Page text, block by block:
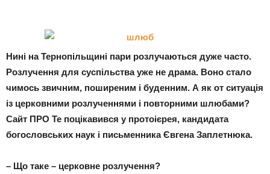
Нині на Тернопільщині пари розлучаються дуже часто.
Розлучення для суспільства уже не драма. Воно стало
чимось звичним, поширеним і буденним. А як от ситуація
із церковними розлученнями і повторними шлюбами?
Сайт ПРО Те поцікавився у протоієрея, кандидата
богословських наук і письменника Євгена Заплетнюка.
– Що таке – церковне розлучення?